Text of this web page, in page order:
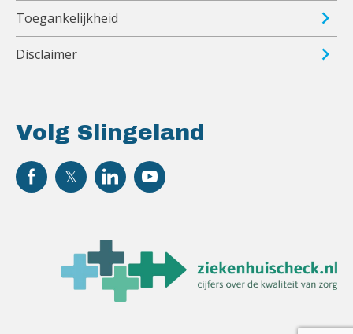
Volg Slingeland
Toegankelijkheid
Disclaimer